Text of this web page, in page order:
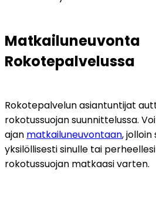
Matkailuneuvonta
Rokotepalvelussa
Rokotepalvelun asiantuntijat
rokotussuojan suunnittelussa.
ajan matkailuneuvontaan,
yksilöllisesti sinulle tai
rokotussuojan matkaasi varten.